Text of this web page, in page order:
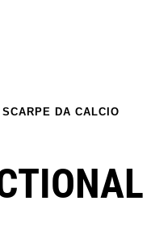
SCARPE DA CALCIO